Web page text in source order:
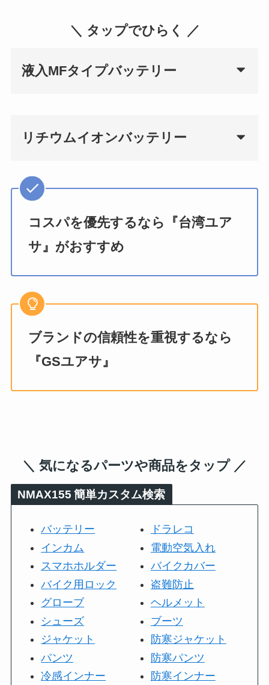
＼ タップでひらく ／
液入MFタイプバッテリー
リチウムイオンバッテリー
コスパを優先するなら『台湾ユア
サ』がおすすめ
ブランドの信頼性を重視するなら
『GSユアサ』
＼ 気になるパーツや商品をタップ ／
NMAX155 簡単カスタム検索
バッテリー
インカム
スマホホルダー
バイク用ロック
グローブ
シューズ
ジャケット
パンツ
冷感インナー
ドラレコ
電動空気入れ
バイクカバー
盗難防止
ヘルメット
ブーツ
防寒ジャケット
防寒パンツ
防寒インナー